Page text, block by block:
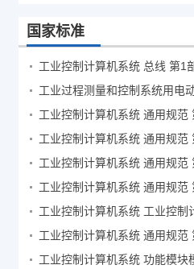
国家标准
工业控制计算机系统 总线 第1